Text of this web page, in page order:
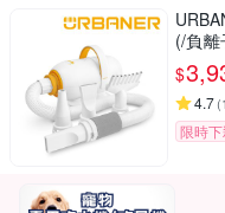
(/負
0
$
4.7(1
限時